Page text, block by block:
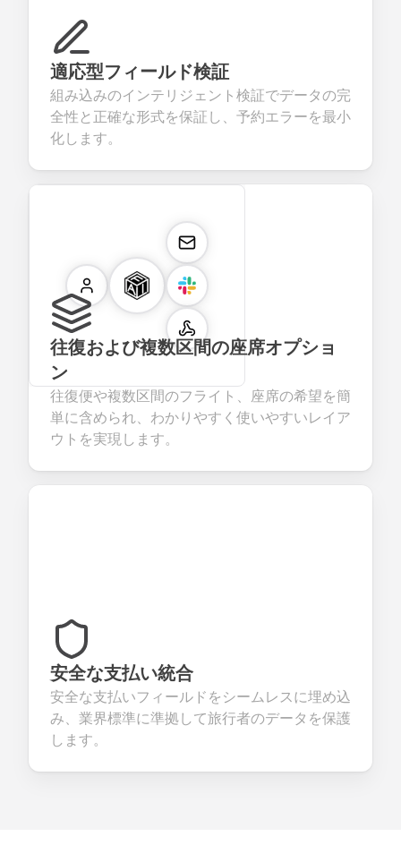
適応型フィールド検証
組み込みのインテリジェント検証でデータの完
全性と正確な形式を保証し、予約エラーを最小
化します。
往復および複数区間の座席オプショ
ン
往復便や複数区間のフライト、座席の希望を簡
単に含められ、わかりやすく使いやすいレイア
ウトを実現します。
安全な支払い統合
安全な支払いフィールドをシームレスに埋め込
み、業界標準に準拠して旅行者のデータを保護
します。